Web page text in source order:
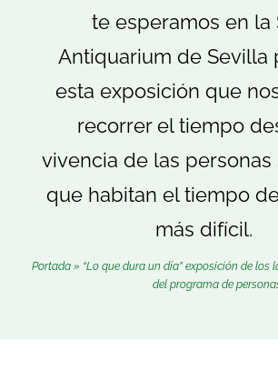
te esperamos en la
Antiquarium de Sevilla
esta exposición que
recorrer el tiempo
vivencia de las personas
que habitan el tiempo
más difícil.
Portada » “Lo que dura un día” exposición de los
del programa de